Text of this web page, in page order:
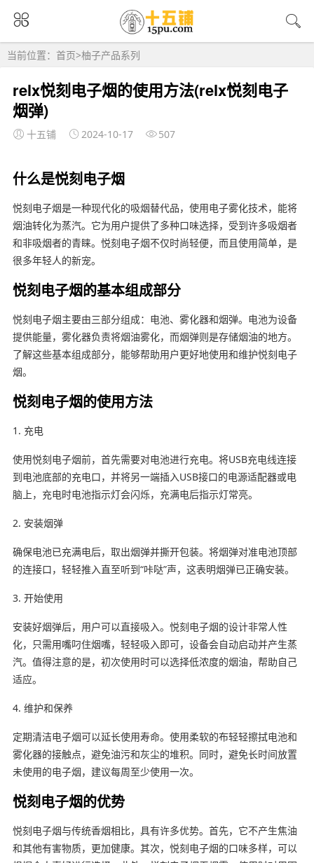
当前位置： 首页>柚子产品系列
relx悦刻电子烟的使用方法(relx悦刻电子
烟弹)
十五铺 2024-10-17 507
什么是悦刻电子烟
悦刻电子烟是一种现代化的吸烟替代品，使用电子雾化技术，能将
烟油转化为蒸汽。它为用户提供了多种口味选择，受到许多吸烟者
和非吸烟者的青睐。悦刻电子烟不仅时尚轻便，而且使用简单，是
很多年轻人的新宠。
悦刻电子烟的基本组成部分
悦刻电子烟主要由三部分组成：电池、雾化器和烟弹。电池为设备
提供能量，雾化器负责将烟油雾化，而烟弹则是存储烟油的地方。
了解这些基本组成部分，能够帮助用户更好地使用和维护悦刻电子
烟。
悦刻电子烟的使用方法
1. 充电
使用悦刻电子烟前，首先需要对电池进行充电。将USB充电线连接
到电池底部的充电口，并将另一端插入USB接口的电源适配器或电
脑上，充电时电池指示灯会闪烁，充满电后指示灯常亮。
2. 安装烟弹
确保电池已充满电后，取出烟弹并撕开包装。将烟弹对准电池顶部
的连接口，轻轻推入直至听到“咔哒”声，这表明烟弹已正确安装。
3. 开始使用
安装好烟弹后，用户可以直接吸入。悦刻电子烟的设计非常人性
化，只需用嘴叼住烟嘴，轻轻吸入即可，设备会自动启动并产生蒸
汽。值得注意的是，初次使用时可以选择低浓度的烟油，帮助自己
适应。
4. 维护和保养
定期清洁电子烟可以延长使用寿命。使用柔软的布轻轻擦拭电池和
雾化器的接触点，避免油污和灰尘的堆积。同时，避免长时间放置
未使用的电子烟，建议每周至少使用一次。
悦刻电子烟的优势
悦刻电子烟与传统香烟相比，具有许多优势。首先，它不产生焦油
和其他有害物质，更加健康。其次，悦刻电子烟的口味多样，可以